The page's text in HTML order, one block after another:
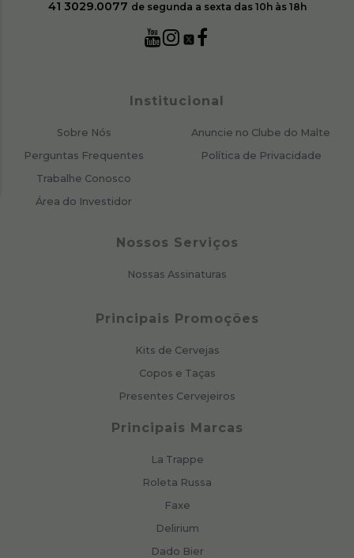
41 3029.0077 de segunda a sexta das 10h às 18h
Institucional
Sobre Nós
Perguntas Frequentes
Trabalhe Conosco
Área do Investidor
Anuncie no Clube do Malte
Política de Privacidade
Nossos Serviços
Nossas Assinaturas
Principais Promoções
Kits de Cervejas
Copos e Taças
Presentes Cervejeiros
Principais Marcas
La Trappe
Roleta Russa
Faxe
Delirium
Dado Bier